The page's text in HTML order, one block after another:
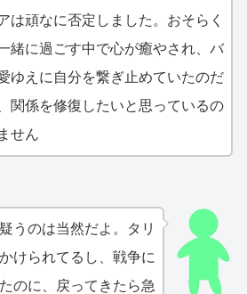
は頑なに否定しました。おそらく
緒に過ごす中で心が癒やされ、バ
ゆえに自分を繋ぎ止めていたのだ
関係を修復したいと思っているの
せん
うのは当然だよ。タリ
けられてるし、戦争に
のに、戻ってきたら急